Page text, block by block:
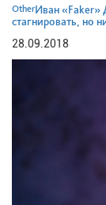
OtherИван «Faker»
стагнировать, но
28.09.2018